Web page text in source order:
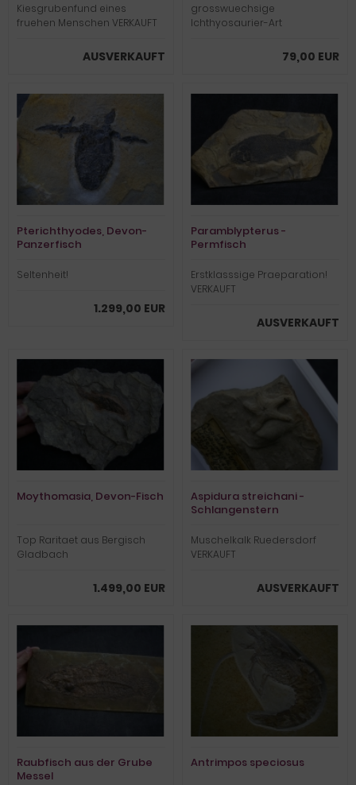
Kiesgrubenfund eines
fruehen Menschen VERKAUFT
AUSVERKAUFT
grosswuechsige
Ichthyosaurier-Art
79,00 EUR
Pterichthyodes, Devon-
Panzerfisch
Seltenheit!
1.299,00 EUR
Paramblypterus -
Permfisch
Erstklasssige Praeparation!
VERKAUFT
AUSVERKAUFT
Moythomasia, Devon-Fisch
Top Raritaet aus Bergisch
Gladbach
1.499,00 EUR
Aspidura streichani -
Schlangenstern
Muschelkalk Ruedersdorf
VERKAUFT
AUSVERKAUFT
Raubfisch aus der Grube
Messel
Antrimpos speciosus